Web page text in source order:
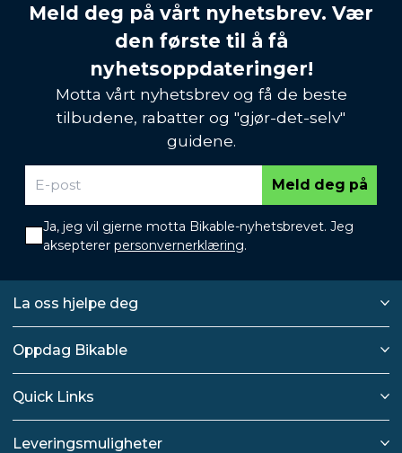
Meld deg på vårt nyhetsbrev. Vær
den første til å få
nyhetsoppdateringer!
Motta vårt nyhetsbrev og få de beste
tilbudene, rabatter og "gjør-det-selv"
guidene.
Meld deg på
Ja, jeg vil gjerne motta Bikable-nyhetsbrevet. Jeg
aksepterer personvernerklæring.
La oss hjelpe deg
Oppdag Bikable
Quick Links
Leveringsmuligheter